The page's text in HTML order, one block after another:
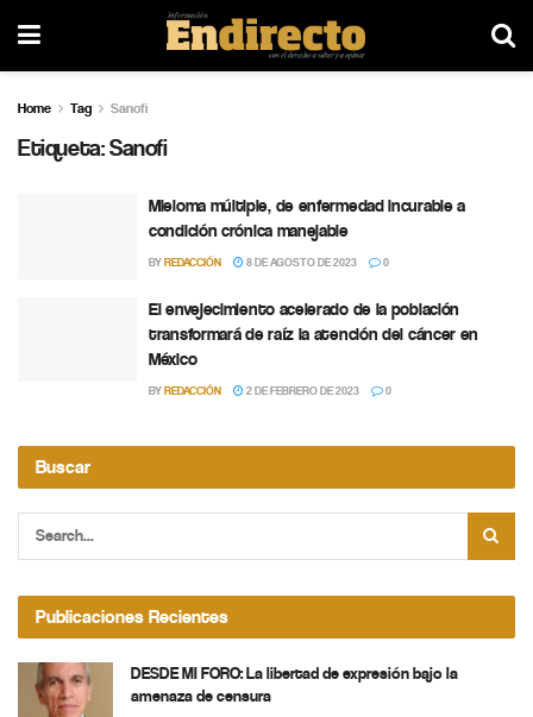
Home Tag Sanofi
Etiqueta:Sanofi
Mieloma múltiple, de enfermedad incurable a
condición crónica manejable
BYREDACCIÓN 8 DE AGOSTO DE 2023 0
El envejecimiento acelerado de la población
transformará de raíz la atención del cáncer en
México
BYREDACCIÓN 2 DE FEBRERO DE 2023 0
Buscar
Publicaciones Recientes
DESDE MI FORO: La libertad de expresión bajo la
amenaza de censura